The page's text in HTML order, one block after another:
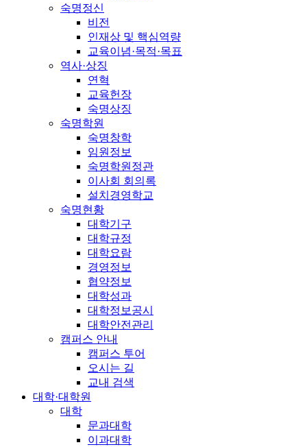
숙명정신
비전
인재상 및 핵심역량
교육이념·목적·목표
역사·상징
연혁
교육헌장
숙명상징
숙명학원
숙명창학
임원정보
숙명학원정관
이사회 회의록
설치경영학교
숙명현황
대학기구
대학규정
대학요람
경영정보
협약정보
대학성과
대학정보공시
대학안전관리
캠퍼스 안내
캠퍼스 투어
오시는 길
교내 검색
대학·대학원
대학
문과대학
이과대학